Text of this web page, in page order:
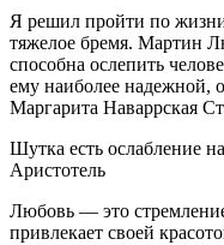
Я решил пройти по
тяжелое бремя. Мартин
способна ослепить
ему наиболее надежной,
Маргарита Наваррская
Шутка есть ослабление
Аристотель
Любовь — это
привлекает своей